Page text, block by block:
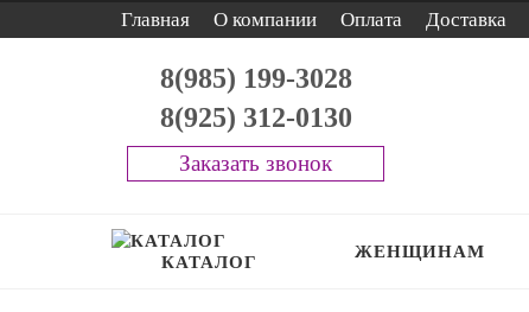
Главная О компании Оплата Доставка
8(985) 199-3028
8(925) 312-0130
Заказать звонок
КАТАЛОГ
ЖЕНЩИНАМ